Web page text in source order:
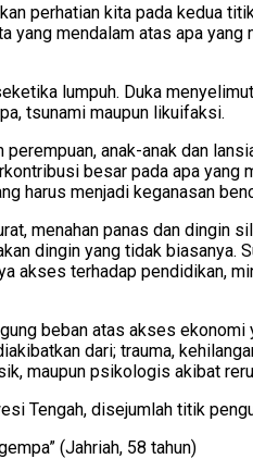
perhatian kita pada kedua
mendalam atas apa
lumpuh. Duka
tsunami maupun likuifaksi.
anak-anak dan
besar pada apa
harus menjadi keganasan
menahan panas dan
dingin yang tidak biasanya.
akses terhadap pendidikan,
beban atas akses
dari; trauma,
maupun psikologis akibat
Tengah, disejumlah titik
(Jahriah, 58 tahun)